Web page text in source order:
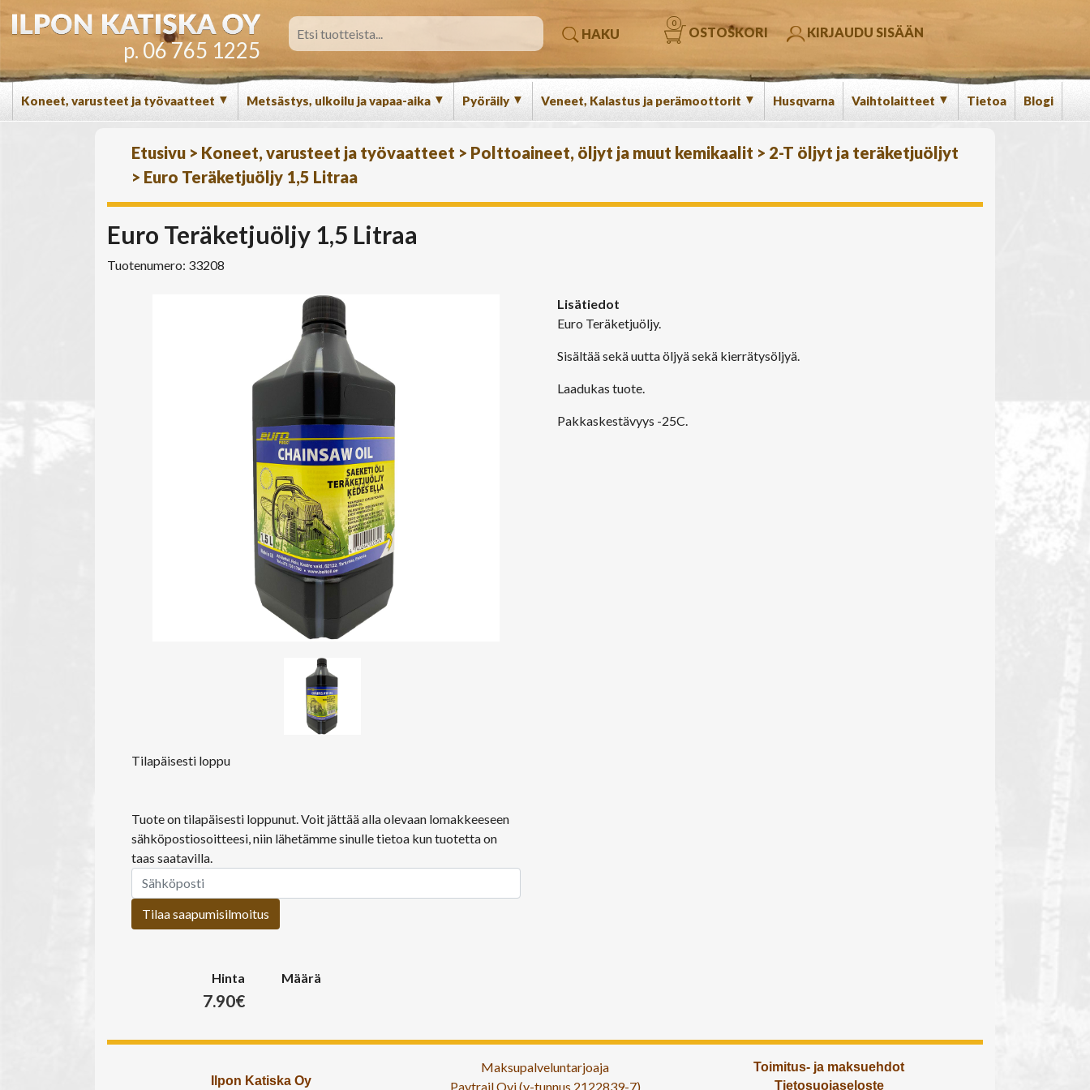
p. 06 765 1225
HAKU OSTOSKORI
0
KIRJAUDU SISÄÄN
Koneet, varusteet ja työvaatteet ▼ Metsästys, ulkoilu ja vapaa-aika ▼ Pyöräily ▼ Veneet, Kalastus ja perämoottorit ▼ Husqvarna Vaihtolaitteet ▼ Tietoa Blogi
Etusivu > Koneet, varusteet ja työvaatteet > Polttoaineet, öljyt ja muut kemikaalit > 2-T öljyt ja teräketjuöljyt
> Euro Teräketjuöljy 1,5 Litraa
Euro Teräketjuöljy 1,5 Litraa
Tuotenumero: 33208
Tilapäisesti loppu
Tuote on tilapäisesti loppunut. Voit jättää alla olevaan lomakkeeseen
sähköpostiosoitteesi, niin lähetämme sinulle tietoa kun tuotetta on
taas saatavilla.
Tilaa saapumisilmoitus
Hinta
7.90€
Määrä
Lisätiedot
Euro Teräketjuöljy.
Sisältää sekä uutta öljyä sekä kierrätysöljyä.
Laadukas tuote.
Pakkaskestävyys -25C.
Ilpon Katiska Oy
Maksupalveluntarjoaja
Paytrail Oyj (y-tunnus 2122839-7)
Toimitus- ja maksuehdot
Tietosuojaseloste